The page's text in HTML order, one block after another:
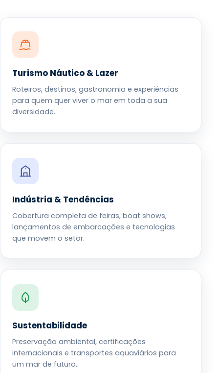
Turismo Náutico & Lazer
Roteiros, destinos, gastronomia e experiências
para quem quer viver o mar em toda a sua
diversidade.
Indústria & Tendências
Cobertura completa de feiras, boat shows,
lançamentos de embarcações e tecnologias
que movem o setor.
Sustentabilidade
Preservação ambiental, certificações
internacionais e transportes aquaviários para
um mar de futuro.